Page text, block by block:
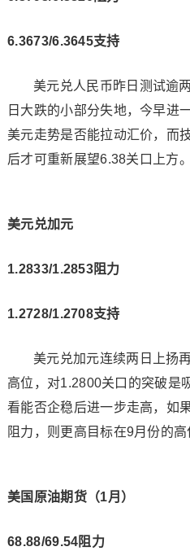
6.3673/6.3645支持
美元兑人民币昨日测试逾
日大跌的小部分失地，今早进
美元走势是否能拉动汇价，而
后才可重新展望6.38关口上方。
美元兑加元
1.2833/1.2853阻力
1.2728/1.2708支持
美元兑加元连续两日上扬
高位，对1.2800关口的突破是
看能否企稳后进一步走高，如
阻力，则更高目标在9月份的高
美国原油期货（1月）
68.88/69.54阻力